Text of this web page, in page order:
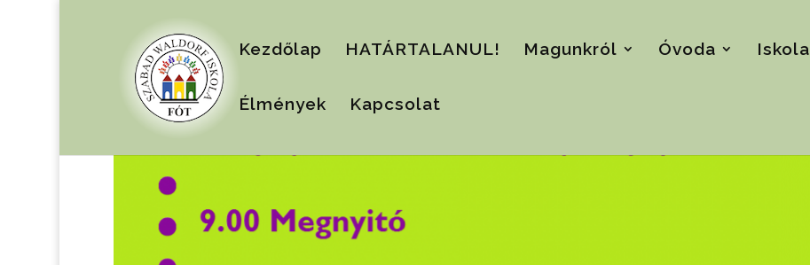
Kezdőlap HATÁRTALANUL! Magunkról Óvoda Iskola
Élmények Kapcsolat